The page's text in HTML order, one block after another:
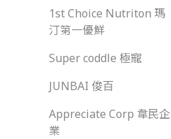
1st Choice Nutriton 瑪
汀第一優鮮
Super coddle 極寵
JUNBAI 俊百
Appreciate Corp 韋民企
業